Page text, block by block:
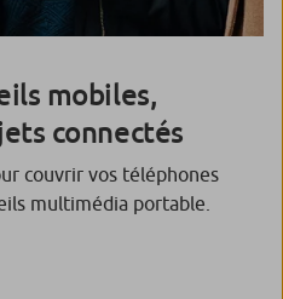
mobiles,
connectés
couvrir vos téléphones
multimédia portable.